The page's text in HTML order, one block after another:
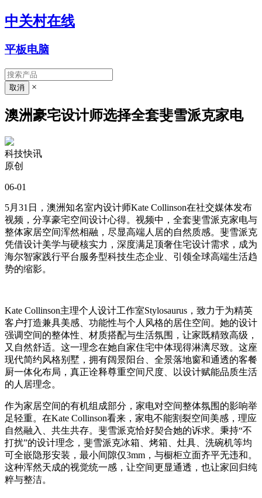
中关村在线
平板电脑
×
澳洲豪宅设计师选择全套斐雪派克家电
科技快讯
原创
06-01
5月31日，澳洲知名室内设计师Kate Collinson在社交媒体发布
视频，分享豪宅空间设计心得。视频中，全套斐雪派克家电与
整体家居空间浑然相融，尽显高端人居的自然质感。斐雪派克
凭借设计美学与硬核实力，深度满足顶奢住宅设计需求，成为
海尔智家践行平台服务型科技生态企业、引领全球高端生活趋
势的缩影。
Kate Collinson主理个人设计工作室Stylosaurus，致力于为精英
客户打造兼具美感、功能性与个人风格的居住空间。她的设计
强调空间的整体性、材质搭配与生活氛围，让家既精致高级，
又自然舒适。这一理念在她自家住宅中体现得淋漓尽致。这座
现代简约风格别墅，拥有阔景阳台、全景落地窗和通透的客餐
厨一体化布局，真正诠释尊重空间尺度、以设计赋能品质生活
的人居理念。
作为家居空间的有机组成部分，家电对空间整体氛围的影响举
足轻重。在Kate Collinson看来，家电不能割裂空间美感，理应
自然融入、共生共存。斐雪派克恰好契合她的诉求。秉持“不
打扰”的设计理念，斐雪派克冰箱、烤箱、灶具、洗碗机等均
可全嵌隐形安装，最小间隙仅3mm，与橱柜立面齐平无违和。
这种浑然天成的视觉统一感，让空间更显通透，也让家回归纯
粹与整洁。